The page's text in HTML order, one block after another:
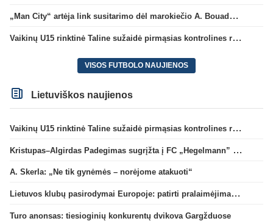
„Man City“ artėja link susitarimo dėl marokiečio A. Bouaddi persikėlimo
Vaikinų U15 rinktinė Taline sužaidė pirmąsias kontrolines rungtynes
VISOS FUTBOLO NAUJIENOS
Lietuviškos naujienos
Vaikinų U15 rinktinė Taline sužaidė pirmąsias kontrolines rungtynes
Kristupas–Algirdas Padegimas sugrįžta į FC „Hegelmann” B sudėtį
A. Skerla: „Ne tik gynėmės – norėjome atakuoti“
Lietuvos klubų pasirodymai Europoje: patirti pralaimėjimai Kroatijos atstovams
Turo anonsas: tiesioginių konkurentų dvikova Gargžduose